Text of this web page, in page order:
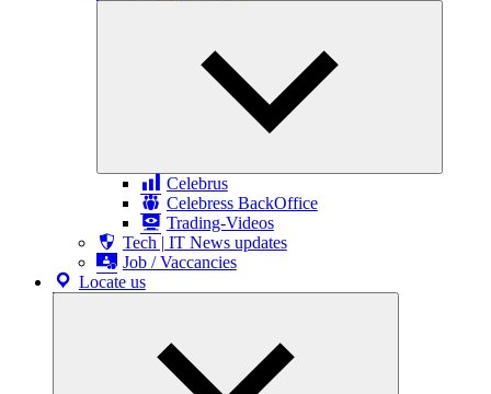
Celebrus
Celebress BackOffice
Trading-Videos
Tech | IT News updates
Job / Vaccancies
Locate us